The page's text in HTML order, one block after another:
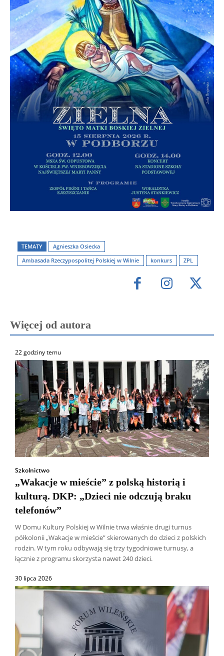
TEMATY
Agnieszka Osiecka
Ambasada Rzeczypospolitej Polskiej w Wilnie
konkurs ZPL
Więcej od autora
22 godziny temu
Szkolnictwo
„Wakacje w mieście” z polską historią i
kulturą. DKP: „Dzieci nie odczują braku
telefonów”
W Domu Kultury Polskiej w Wilnie trwa właśnie drugi turnus
półkolonii „Wakacje w mieście” skierowanych do dzieci z polskich
rodzin. W tym roku odbywają się trzy tygodniowe turnusy, a
łącznie z programu skorzysta nawet 240 dzieci.
30 lipca 2026